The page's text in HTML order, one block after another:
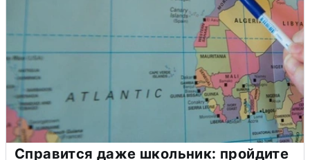
Справится даже школьник: пройдите